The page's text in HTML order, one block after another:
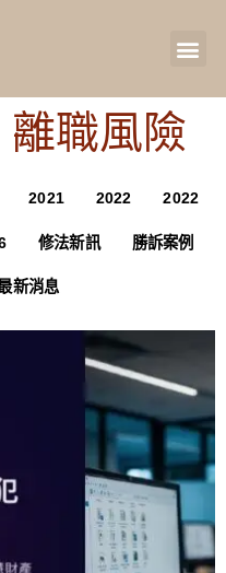
離職風險
2021 2022 2022
修法新訊 勝訴案例
新消息